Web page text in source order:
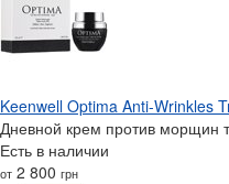
Keenwell Optima Anti-Wrinkles
Дневной крем против морщин
Есть в наличии
от 2 800 грн